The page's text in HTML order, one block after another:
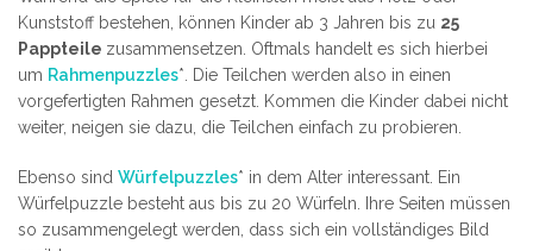
Kunststoff bestehen, können Kinder ab 3 Jahren bis zu 25
Pappteile zusammensetzen. Oftmals handelt es sich hierbei
um Rahmenpuzzles*. Die Teilchen werden also in einen
vorgefertigten Rahmen gesetzt. Kommen die Kinder dabei nicht
weiter, neigen sie dazu, die Teilchen einfach zu probieren.
Ebenso sind Würfelpuzzles* in dem Alter interessant. Ein
Würfelpuzzle besteht aus bis zu 20 Würfeln. Ihre Seiten müssen
so zusammengelegt werden, dass sich ein vollständiges Bild